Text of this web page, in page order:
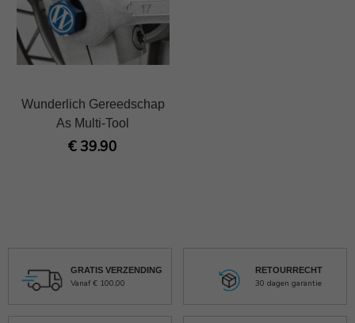
Wunderlich Gereedschap
As Multi-Tool
€ 39.90
GRATIS VERZENDING
Vanaf € 100,00
RETOURRECHT
30 dagen garantie